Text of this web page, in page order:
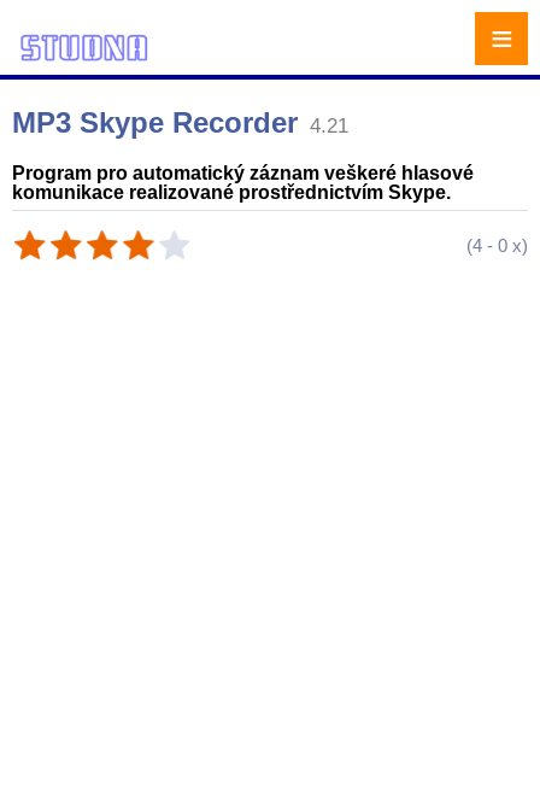
MP3 Skype Recorder 4.21
Program pro automatický záznam veškeré hlasové
komunikace realizované prostřednictvím Skype.
(4 - 0 x)
≡